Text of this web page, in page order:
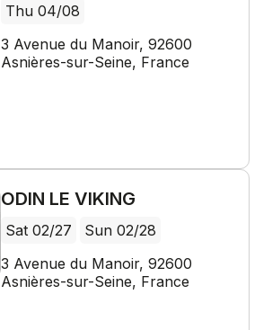
Thu 04/08
3 Avenue du Manoir, 92600
Asnières-sur-Seine, France
ODIN LE VIKING
Sat 02/27
Sun 02/28
3 Avenue du Manoir, 92600
Asnières-sur-Seine, France